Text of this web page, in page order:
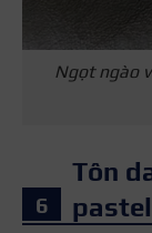
Ngọt ngào
Tôn
pastel